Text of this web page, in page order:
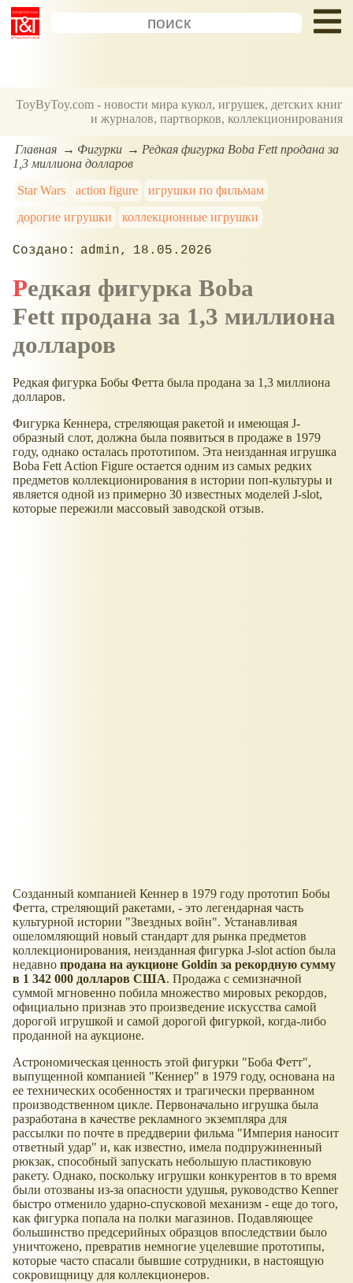
ToyByToy.com - новости мира кукол, игрушек, детских книг
и журналов, партворков, коллекционирования
Главная Фигурки
Редкая фигурка Boba Fett продана за
1,3 миллиона долларов
Star Wars
action figure
игрушки по фильмам
дорогие игрушки
коллекционные игрушки
admin 18.05.2026
Редкая фигурка Boba
Fett продана за 1,3 миллиона
долларов
Редкая фигурка Бобы Фетта была продана за 1,3 миллиона
долларов.
Фигурка Кеннера, стреляющая ракетой и имеющая J-
образный слот, должна была появиться в продаже в 1979
году, однако осталась прототипом. Эта неизданная игрушка
Boba Fett Action Figure остается одним из самых редких
предметов коллекционирования в истории поп-культуры и
является одной из примерно 30 известных моделей J-slot,
которые пережили массовый заводской отзыв.
Созданный компанией Кеннер в 1979 году прототип Бобы
Фетта, стреляющий ракетами, - это легендарная часть
культурной истории "Звездных войн". Устанавливая
ошеломляющий новый стандарт для рынка предметов
коллекционирования, неизданная фигурка J-slot action была
недавно продана на аукционе Goldin за рекордную сумму
в 1 342 000 долларов США. Продажа с семизначной
суммой мгновенно побила множество мировых рекордов,
официально признав это произведение искусства самой
дорогой игрушкой и самой дорогой фигуркой, когда-либо
проданной на аукционе.
Астрономическая ценность этой фигурки "Боба Фетт",
выпущенной компанией "Кеннер" в 1979 году, основана на
ее технических особенностях и трагически прерванном
производственном цикле. Первоначально игрушка была
разработана в качестве рекламного экземпляра для
рассылки по почте в преддверии фильма "Империя наносит
ответный удар" и, как известно, имела подпружиненный
рюкзак, способный запускать небольшую пластиковую
ракету. Однако, поскольку игрушки конкурентов в то время
были отозваны из-за опасности удушья, руководство Kenner
быстро отменило ударно-спусковой механизм - еще до того,
как фигурка попала на полки магазинов. Подавляющее
большинство предсерийных образцов впоследствии было
уничтожено, превратив немногие уцелевшие прототипы,
которые часто спасали бывшие сотрудники, в настоящую
сокровищницу для коллекционеров.